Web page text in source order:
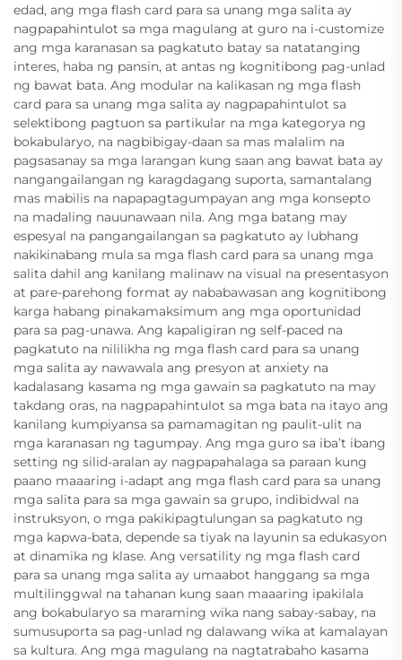
edad, ang mga flash card para sa unang mga salita ay
nagpapahintulot sa mga magulang at guro na i-customize
ang mga karanasan sa pagkatuto batay sa natatanging
interes, haba ng pansin, at antas ng kognitibong pag-unlad
ng bawat bata. Ang modular na kalikasan ng mga flash
card para sa unang mga salita ay nagpapahintulot sa
selektibong pagtuon sa partikular na mga kategorya ng
bokabularyo, na nagbibigay-daan sa mas malalim na
pagsasanay sa mga larangan kung saan ang bawat bata ay
nangangailangan ng karagdagang suporta, samantalang
mas mabilis na napapagtagumpayan ang mga konsepto
na madaling nauunawaan nila. Ang mga batang may
espesyal na pangangailangan sa pagkatuto ay lubhang
nakikinabang mula sa mga flash card para sa unang mga
salita dahil ang kanilang malinaw na visual na presentasyon
at pare-parehong format ay nababawasan ang kognitibong
karga habang pinakamaksimum ang mga oportunidad
para sa pag-unawa. Ang kapaligiran ng self-paced na
pagkatuto na nililikha ng mga flash card para sa unang
mga salita ay nawawala ang presyon at anxiety na
kadalasang kasama ng mga gawain sa pagkatuto na may
takdang oras, na nagpapahintulot sa mga bata na itayo ang
kanilang kumpiyansa sa pamamagitan ng paulit-ulit na
mga karanasan ng tagumpay. Ang mga guro sa iba’t ibang
setting ng silid-aralan ay nagpapahalaga sa paraan kung
paano maaaring i-adapt ang mga flash card para sa unang
mga salita para sa mga gawain sa grupo, indibidwal na
instruksyon, o mga pakikipagtulungan sa pagkatuto ng
mga kapwa-bata, depende sa tiyak na layunin sa edukasyon
at dinamika ng klase. Ang versatility ng mga flash card
para sa unang mga salita ay umaabot hanggang sa mga
multilinggwal na tahanan kung saan maaaring ipakilala
ang bokabularyo sa maraming wika nang sabay-sabay, na
sumusuporta sa pag-unlad ng dalawang wika at kamalayan
sa kultura. Ang mga magulang na nagtatrabaho kasama